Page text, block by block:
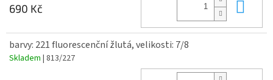
690 Kč
barvy: 221 fluorescenční žlutá, velikosti: 7/8
Skladem | 813/227